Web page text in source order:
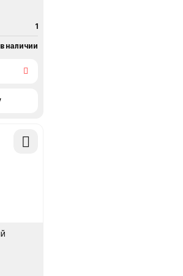
1
наличии
Добавить